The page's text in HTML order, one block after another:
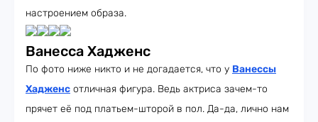
настроением образа.
Ванесса Хадженс
По фото ниже никто и не догадается, что у Ванессы
Хадженс отличная фигура. Ведь актриса зачем-то
прячет её под платьем-шторой в пол. Да-да, лично нам